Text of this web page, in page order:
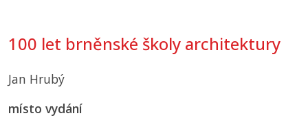
100 let brněnské školy architektury
Jan Hrubý
místo vydání